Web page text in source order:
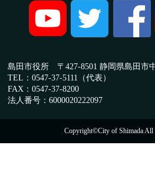
島田市役所 〒427-8501 静岡県島田市
TEL：0547-37-5111（代表）
FAX：0547-37-8200
法人番号：6000020222097
Copyright©City of Shimada All